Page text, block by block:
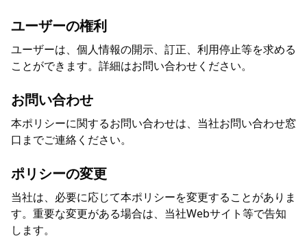
ユーザーの権利
ユーザーは、個人情報の開示、訂正、利用停止等を求める
ことができます。詳細はお問い合わせください。
お問い合わせ
本ポリシーに関するお問い合わせは、当社お問い合わせ窓
口までご連絡ください。
ポリシーの変更
当社は、必要に応じて本ポリシーを変更することがありま
す。重要な変更がある場合は、当社Webサイト等で告知
します。